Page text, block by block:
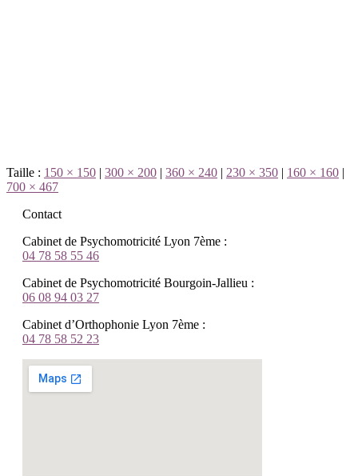
Taille : 150 × 150 | 300 × 200 | 360 × 240 | 230 × 350 | 160 × 160 |
700 × 467
Contact
Cabinet de Psychomotricité Lyon 7ème :
04 78 58 55 46
Cabinet de Psychomotricité Bourgoin-Jallieu :
06 08 94 03 27
Cabinet d’Orthophonie Lyon 7ème :
04 78 58 52 23